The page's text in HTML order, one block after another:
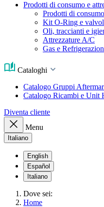
Prodotti di consumo e
Prodotti di
Kit O-Ring e
Oli, traccianti e
Attrezzature A/C
Gas e
Cataloghi
Catalogo Gruppi
Catalogo Ricambi e Unit
Diventa cliente
Menu
Italiano
English
Español
Italiano
Dove sei:
Home